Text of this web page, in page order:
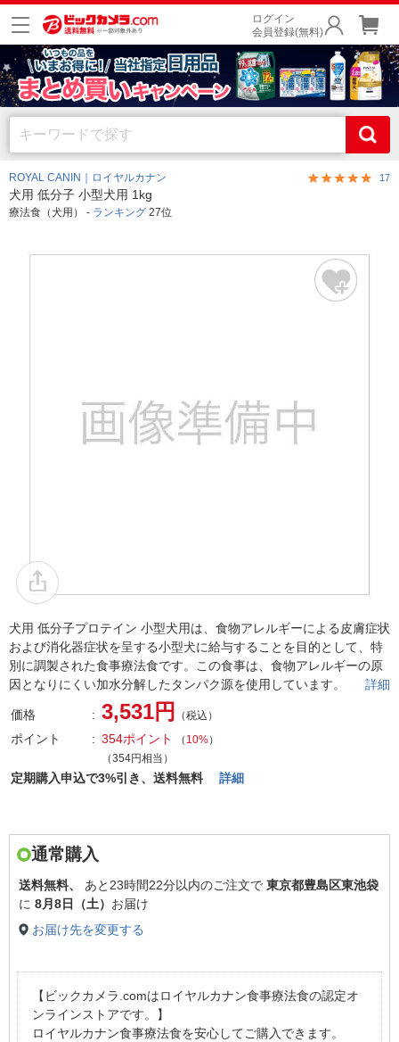
ログイン
会員登録(無料)
ROYAL CANIN｜ロイヤルカナン 17
犬用 低分子 小型犬用 1kg
療法食（犬用） - ランキング 27位
犬用 低分子プロテイン 小型犬用は、食物アレルギーによる皮膚症状
および消化器症状を呈する小型犬に給与することを目的として、特
別に調製された食事療法食です。この食事は、食物アレルギーの原
因となりにくい加水分解したタンパク源を使用しています。 詳細
価格 3,531円 （税込）
ポイント 354ポイント （ 10%）
（354円相当）
定期購入申込で3%引き、送料無料 詳細
通常購入
送料無料、 あと 23時間22分以内のご注文で 東京都豊島区東池袋
に 8月8日（土） お届け
お届け先を変更する
【ビックカメラ.comはロイヤルカナン食事療法食の認定オ
ンラインストアです。】
ロイヤルカナン食事療法食を安心してご購入できます。